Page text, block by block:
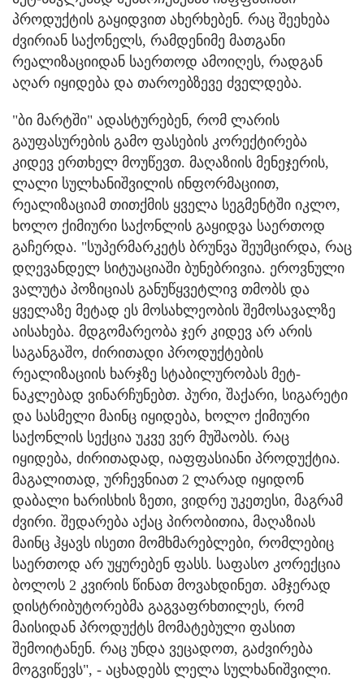
პროდუქტის გაყიდვით ახერხებენ. რაც შეეხება
ძვირიან საქონელს, რამდენიმე მათგანი
რეალიზაციიდან საერთოდ ამოიღეს, რადგან
აღარ იყიდება და თაროებზევე ძველდება.
"ბი მარტში" ადასტურებენ, რომ ლარის
გაუფასურების გამო ფასების კორექტირება
კიდევ ერთხელ მოუწევთ. მაღაზიის მენეჯერის,
ლალი სულხანიშვილის ინფორმაციით,
რეალიზაციამ თითქმის ყველა სეგმენტში იკლო,
ხოლო ქიმიური საქონლის გაყიდვა საერთოდ
გაჩერდა. "სუპერმარკეტს ბრუნვა შეუმცირდა, რაც
დღევანდელ სიტუაციაში ბუნებრივია. ეროვნული
ვალუტა პოზიციას განუწყვეტლივ თმობს და
ყველაზე მეტად ეს მოსახლეობის შემოსავალზე
აისახება. მდგომარეობა ჯერ კიდევ არ არის
საგანგაშო, ძირითადი პროდუქტების
რეალიზაციის ხარჯზე სტაბილურობას მეტ-
ნაკლებად ვინარჩუნებთ. პური, შაქარი, სიგარეტი
და სასმელი მაინც იყიდება, ხოლო ქიმიური
საქონლის სექცია უკვე ვერ მუშაობს. რაც
იყიდება, ძირითადად, იაფფასიანი პროდუქტია.
მაგალითად, ურჩევნიათ 2 ლარად იყიდონ
დაბალი ხარისხის ზეთი, ვიდრე უკეთესი, მაგრამ
ძვირი. შედარება აქაც პირობითია, მაღაზიას
მაინც ჰყავს ისეთი მომხმარებლები, რომლებიც
საერთოდ არ უყურებენ ფასს. საფასო კორექცია
ბოლოს 2 კვირის წინათ მოვახდინეთ. ამჯერად
დისტრიბუტორებმა გაგვაფრხთილეს, რომ
მაისიდან პროდუქტს მომატებული ფასით
შემოიტანენ. რაც უნდა ვეცადოთ, გაძვირება
მოგვიწევს", - აცხადებს ლელა სულხანიშვილი.